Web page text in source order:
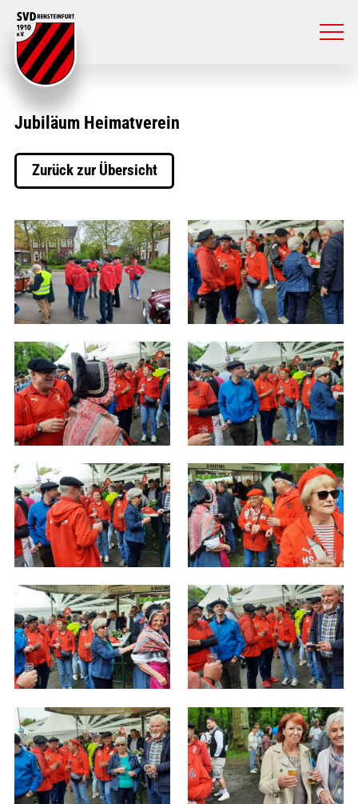
Jubiläum Heimatverein
Zurück zur Übersicht